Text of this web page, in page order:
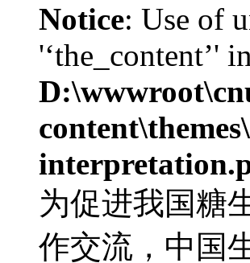
Notice: Use of
'‘the_content’' in
为促进我国糖
作交流，中国